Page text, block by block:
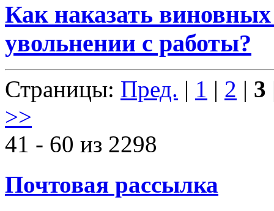
Как наказать
увольнении с работы?
Страницы: Пред. | 1 | 2 | 3
>>
41 - 60 из 2298
Почтовая рассылка